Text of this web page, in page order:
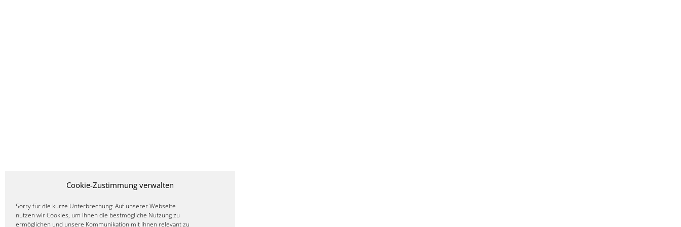
Cookie-Zustimmung verwalten
Sorry für die kurze Unterbrechung: Auf unserer Webseite
nutzen wir Cookies, um Ihnen die bestmögliche Nutzung zu
ermöglichen und unsere Kommunikation mit Ihnen relevant zu